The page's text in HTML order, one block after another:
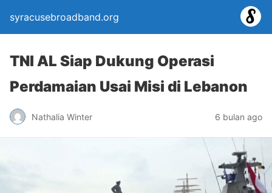
syracusebroadband.org
TNI AL Siap Dukung Operasi
Perdamaian Usai Misi di Lebanon
Nathalia Winter 6 bulan ago